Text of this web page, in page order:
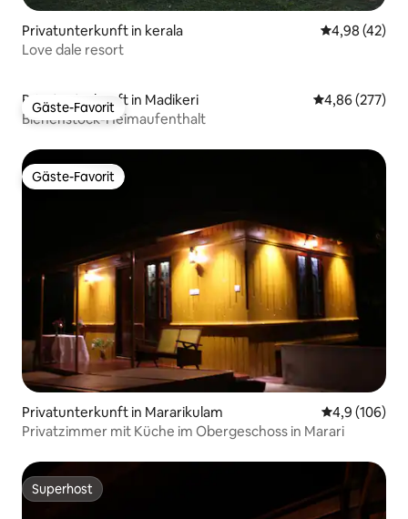
Privatunterkunft in kerala
4,98 (42)
Love dale resort
Gäste-Favorit
Gäste-Favorit
Privatunterkunft in Madikeri
4,86 (277)
Bienenstock-Heimaufenthalt
Gäste-Favorit
Gäste-Favorit
Privatunterkunft in Mararikulam
4,9 (106)
Privatzimmer mit Küche im Obergeschoss in Marari
Superhost
Superhost